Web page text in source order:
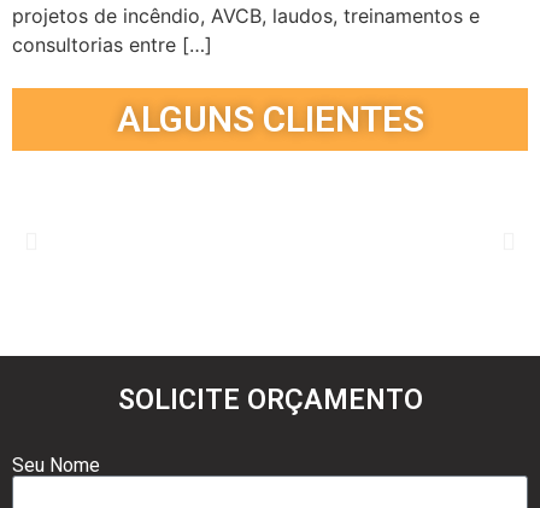
projetos de incêndio, AVCB, laudos, treinamentos e
consultorias entre […]
ALGUNS CLIENTES
SOLICITE ORÇAMENTO
Seu Nome